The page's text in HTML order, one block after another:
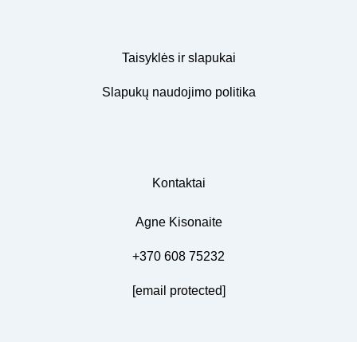
Taisyklės ir slapukai
Slapukų naudojimo politika
Kontaktai
Agne Kisonaite
+370 608 75232
[email protected]